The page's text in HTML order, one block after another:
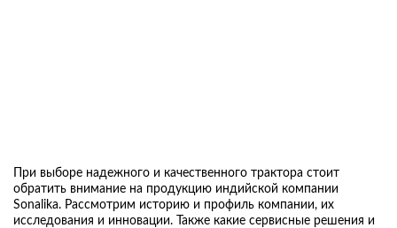
При выборе надежного и качественного трактора стоит
обратить внимание на продукцию индийской компании
Sonalika. Рассмотрим историю и профиль компании, их
исследования и инновации. Также какие сервисные решения и